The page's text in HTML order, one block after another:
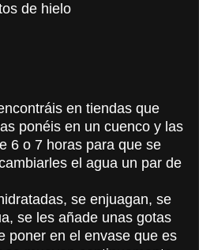
de hielo
en tiendas que
ponéis en un cuenco y las
6 o 7 horas para que se
el agua un par de
se enjuagan, se
se les añade unas gotas
poner en el envase que es